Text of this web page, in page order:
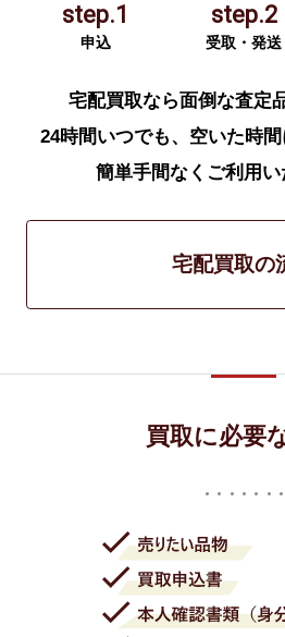
step.1
申込
step.2
受取・発送
宅配買取なら面倒な査定
24時間いつでも、空いた時間
簡単手間なくご利用い
宅配買取の
買取に必要